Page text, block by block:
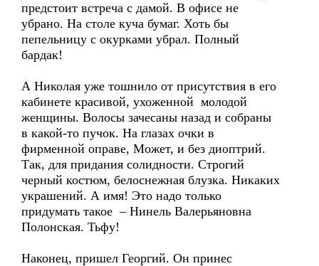
предстоит встреча с дамой. В офисе не
убрано. На столе куча бумаг. Хоть бы
пепельницу с окурками убрал. Полный
бардак!
А Николая уже тошнило от присутствия в его
кабинете красивой, ухоженной молодой
женщины. Волосы зачесаны назад и собраны
в какой-то пучок. На глазах очки в
фирменной оправе, Может, и без диоптрий.
Так, для придания солидности. Строгий
черный костюм, белоснежная блузка. Никаких
украшений. А имя! Это надо только
придумать такое – Нинель Валерьяновна
Полонская. Тьфу!
Наконец, пришел Георгий. Он принес